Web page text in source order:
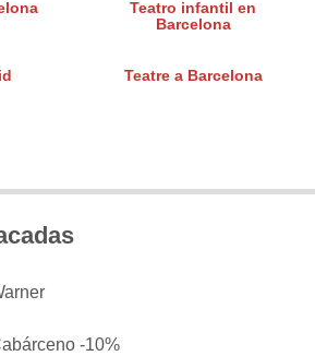
Teatro infantil en
Barcelona
Teatre a Barcelona
-10%